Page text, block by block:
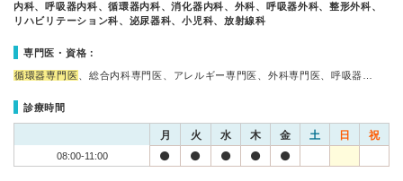
内科、呼吸器内科、循環器内科、消化器内科、外科、呼吸器外科、整形外科、
リハビリテーション科、泌尿器科、小児科、放射線科
専門医・資格：
循環器専門医 、総合内科専門医、アレルギー専門医、外科専門医、呼吸器…
診療時間
月 火 水 木 金 土 日 祝
08:00-11:00